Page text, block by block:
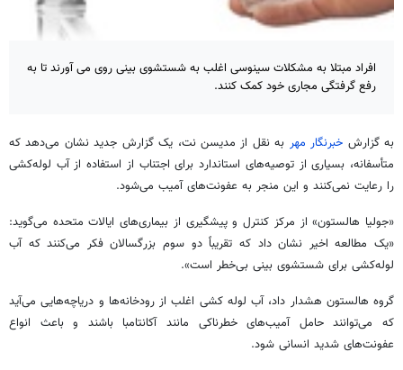
افراد مبتلا به مشکلات سینوسی اغلب به شستشوی بینی روی می آورند تا به
رفع گرفتگی مجاری خود کمک کنند.
به گزارش خبرنگار مهر به نقل از مدیسن نت، یک گزارش جدید نشان می‌دهد که
متأسفانه، بسیاری از توصیه‌های استاندارد برای اجتناب از استفاده از آب لوله‌کشی
را رعایت نمی‌کنند و این منجر به عفونت‌های آمیب می‌شود.
«جولیا هالستون» از مرکز کنترل و پیشگیری از بیماری‌های ایالات متحده می‌گوید:
«یک مطالعه اخیر نشان داد که تقریباً دو سوم بزرگسالان فکر می‌کنند که آب
لوله‌کشی برای شستشوی بینی بی‌خطر است».
گروه هالستون هشدار داد، آب لوله کشی اغلب از رودخانه‌ها و دریاچه‌هایی می‌آید
که می‌توانند حامل آمیب‌های خطرناکی مانندآکانتامبا باشند و باعث انواع
عفونت‌های شدید انسانی شود.